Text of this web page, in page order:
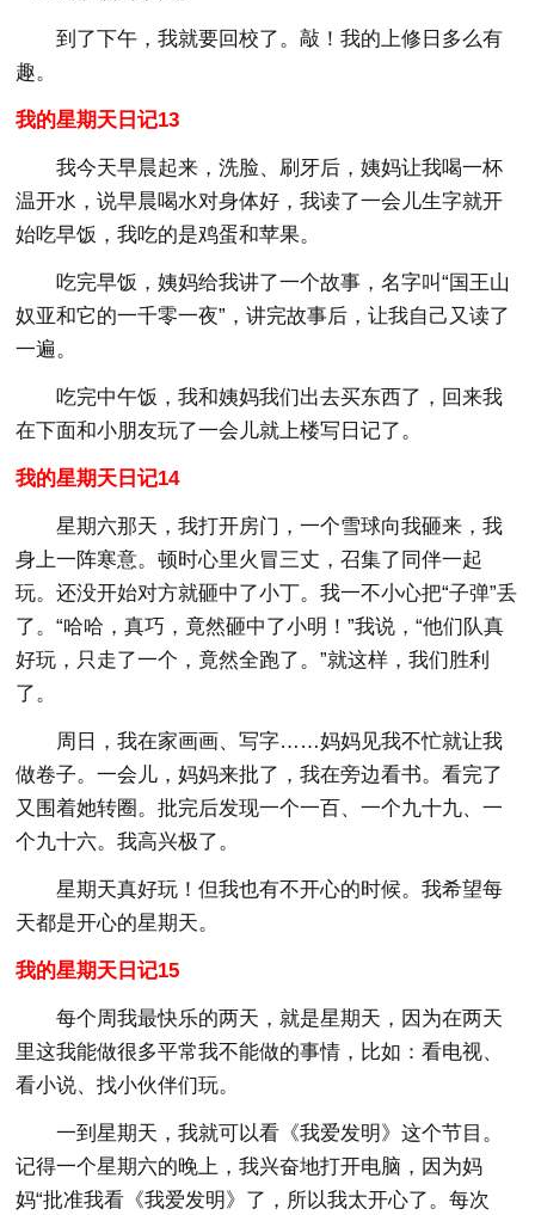
到了下午，我就要回校了。敲！我的上修日多么有
趣。
我的星期天日记13
我今天早晨起来，洗脸、刷牙后，姨妈让我喝一杯
温开水，说早晨喝水对身体好，我读了一会儿生字就开
始吃早饭，我吃的是鸡蛋和苹果。
吃完早饭，姨妈给我讲了一个故事，名字叫“国王山
奴亚和它的一千零一夜”，讲完故事后，让我自己又读了
一遍。
吃完中午饭，我和姨妈我们出去买东西了，回来我
在下面和小朋友玩了一会儿就上楼写日记了。
我的星期天日记14
星期六那天，我打开房门，一个雪球向我砸来，我
身上一阵寒意。顿时心里火冒三丈，召集了同伴一起
玩。还没开始对方就砸中了小丁。我一不小心把“子弹”丢
了。“哈哈，真巧，竟然砸中了小明！”我说，“他们队真
好玩，只走了一个，竟然全跑了。”就这样，我们胜利
了。
周日，我在家画画、写字……妈妈见我不忙就让我
做卷子。一会儿，妈妈来批了，我在旁边看书。看完了
又围着她转圈。批完后发现一个一百、一个九十九、一
个九十六。我高兴极了。
星期天真好玩！但我也有不开心的时候。我希望每
天都是开心的星期天。
我的星期天日记15
每个周我最快乐的两天，就是星期天，因为在两天
里这我能做很多平常我不能做的事情，比如：看电视、
看小说、找小伙伴们玩。
一到星期天，我就可以看《我爱发明》这个节目。
记得一个星期六的晚上，我兴奋地打开电脑，因为妈
妈“批准我看《我爱发明》了，所以我太开心了。每次